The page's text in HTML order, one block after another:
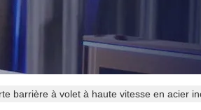
barrière à volet à haute vitesse en acier